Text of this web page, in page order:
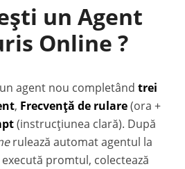
un Agent
Online ?
agent nou completândtrei
, Frecvență de rulare(ora +
(instrucțiunea clară). După
rulează automat agentul la
promtul, colectează